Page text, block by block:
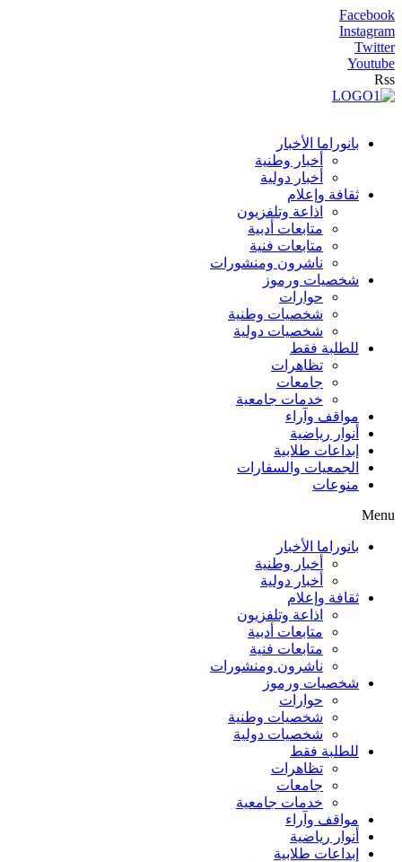
Facebook
Instagram
Twitter
Youtube
Rss
بانوراما الأخبار
أخبار وطنية
أخبار دولية
ثقافة وإعلام
اذاعة وتلفزيون
متابعات أدبية
متابعات فنية
ناشرون ومنشورات
شخصيات ورموز
حوارات
شخصيات وطنية
شخصيات دولية
للطلبة فقط
تظاهرات
جامعات
خدمات جامعية
مواقف وآراء
أنوار رياضية
إبداعات طلابية
الجمعيات والسفارات
منوعات
Menu
بانوراما الأخبار
أخبار وطنية
أخبار دولية
ثقافة وإعلام
اذاعة وتلفزيون
متابعات أدبية
متابعات فنية
ناشرون ومنشورات
شخصيات ورموز
حوارات
شخصيات وطنية
شخصيات دولية
للطلبة فقط
تظاهرات
جامعات
خدمات جامعية
مواقف وآراء
أنوار رياضية
إبداعات طلابية